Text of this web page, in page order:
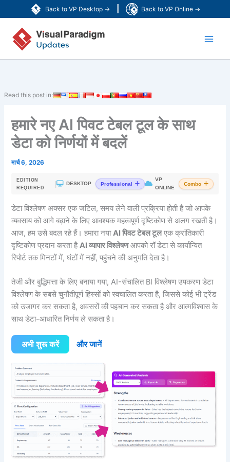
Back to VP Desktop → Back to VP Online →
to
content
Read this post in:
हमारे नए AI पिवट टेबल टूल के साथ
डेटा को निर्णयों में बदलें
मार्च 6, 2026
EDITION
REQUIRED
DESKTOP Professional
VP
ONLINE
Combo
डेटा विश्लेषण अक्सर एक जटिल, समय लेने वाली प्रक्रिया होती है जो आपके
व्यवसाय को आगे बढ़ाने के लिए आवश्यक महत्वपूर्ण दृष्टिकोण से अलग रखती है।
आज, हम उसे बदल रहे हैं। हमारा नयाAI पिवट टेबल टूलएक क्रांतिकारी
दृष्टिकोण प्रदान करता हैAI व्यापार विश्लेषणआपको रॉ डेटा से कार्यान्वित
रिपोर्ट तक मिनटों में, घंटों में नहीं, पहुंचने की अनुमति देता है।
तेजी और बुद्धिमत्ता के लिए बनाया गया, AI-संचालित BI विश्लेषण उपकरण डेटा
विश्लेषण के सबसे चुनौतीपूर्ण हिस्सों को स्वचालित करता है, जिससे कोई भी ट्रेंड
को उजागर कर सकता है, अवसरों की पहचान कर सकता है और आत्मविश्वास के
साथ डेटा-आधारित निर्णय ले सकता है।
अभी शुरू करें और जानें